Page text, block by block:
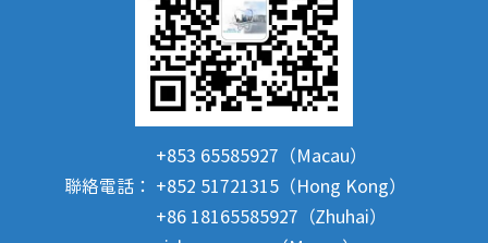
聯絡電話：
+853 65585927（Macau）
+852 51721315（Hong Kong）
+86 18165585927（Zhuhai）